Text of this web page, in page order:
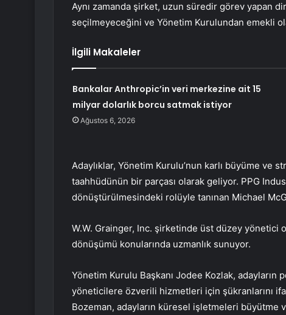
Aynı zamanda şirket, uzun süredir görev yapan
seçilmeyeceğini ve Yönetim Kurulundan emekli
İlgili Makaleler
Bankalar Anthropic’in veri merkezine ait 15
milyar dolarlık borcu satmak istiyor
Ağustos 6, 2026
Adaylıklar, Yönetim Kurulu’nun karlı büyüme
taahhüdünün bir parçası olarak geliyor. PPG
dönüştürülmesindeki rolüyle tanınan Michael
W.W. Grainger, Inc. şirketinde üst düzey
dönüşümü konularında uzmanlık sunuyor.
Yönetim Kurulu Başkanı Jodee Kozlak, adayların
yöneticilere özverili hizmetleri için şükranlarını
Bozeman, adayların küresel işletmeleri